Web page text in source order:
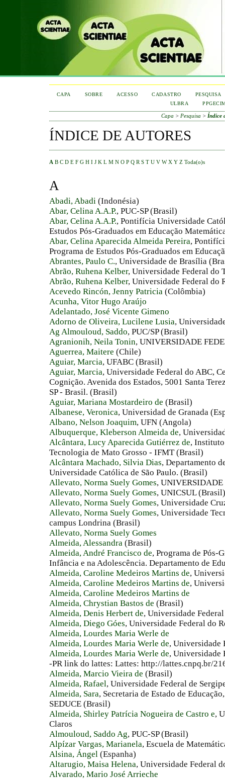
CAPA SOBRE ACESSO CADASTRO
PESQUISA
ULBRA
Capa > Pesquisa > Índice
ÍNDICE DE AUTORES
A B C D E F G H I J K L M N O P Q R S T U V W X Y Z Toda(o)s
A
Abadi, Abadi (Indonésia)
Abar, Celina A.A.P., PUC-SP (Brasil)
Abar, Celina A.A.P., Pontifícia Universidade
Estudos Pós-Graduados em Educação
Abar, Celina Aparecida Almeida Pereira,
Programa de Estudos Pós-Graduados em
Abrantes, Paulo C., Universidade de Brasília
Abrão, Ruhena Kelber, Universidade Federal do
Abrão, Ruhena Kelber, Universidade Federal do
Acevedo Rincón, Jenny Patricia (Colômbia)
Acunha, Vitor Hugo Araújo
Adelantado, José Vicente Gimeno
Adorno de Oliveira, Lucilene Lusia,
Ag Almouloud, Saddo, PUC/SP (Brasil)
Agranionih, Neila Tonin, UNIVERSIDADE
Aguerrea, Maitere (Chile)
Aguiar, Marcia, UFABC (Brasil)
Aguiar, Marcia, Universidade Federal do ABC,
Cognição. Avenida dos Estados, 5001 Santa
SP - Brasil. (Brasil)
Aguiar, Mariana Mostardeiro de (Brasil)
Albanese, Veronica, Universidad de Granada
Albano, Nelson Joaquim, UFN (Angola)
Albuquerque, Kleberson Almeida de,
Alcântara, Lucy Aparecida Gutiérrez de,
Tecnologia de Mato Grosso - IFMT (Brasil)
Alcântara Machado, Silvia Dias, Departamento
Universidade Católica de São Paulo. (Brasil)
Allevato, Norma Suely Gomes,
Allevato, Norma Suely Gomes, UNICSUL (Brasil)
Allevato, Norma Suely Gomes, Universidade
Allevato, Norma Suely Gomes, Universidade
campus Londrina (Brasil)
Allevato, Norma Suely Gomes
Almeida, Alessandra (Brasil)
Almeida, André Francisco de, Programa de Pós-
Infância e na Adolescência. Departamento de
Almeida, Caroline Medeiros Martins de,
Almeida, Caroline Medeiros Martins de,
Almeida, Caroline Medeiros Martins de
Almeida, Chrystian Bastos de (Brasil)
Almeida, Denis Herbert de, Universidade
Almeida, Diego Góes, Universidade Federal do
Almeida, Lourdes Maria Werle de
Almeida, Lourdes Maria Werle de, Universidade
Almeida, Lourdes Maria Werle de, Universidade
-PR link do lattes: Lattes: http://lattes.cnpq.br/
Almeida, Marcio Vieira de (Brasil)
Almeida, Rafael, Universidade Federal de
Almeida, Sara, Secretaria de Estado de
SEDUCE (Brasil)
Almeida, Shirley Patrícia Nogueira de Castro e,
Claros
Almouloud, Saddo Ag, PUC-SP (Brasil)
Alpízar Vargas, Marianela, Escuela de
Alsina, Ángel (Espanha)
Altarugio, Maisa Helena, Universidade Federal
Alvarado, Mario José Arrieche